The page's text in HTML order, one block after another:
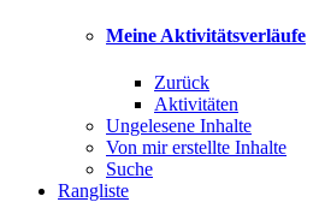
Meine Aktivitätsverläufe
Zurück
Aktivitäten
Ungelesene Inhalte
Von mir erstellte Inhalte
Suche
Rangliste